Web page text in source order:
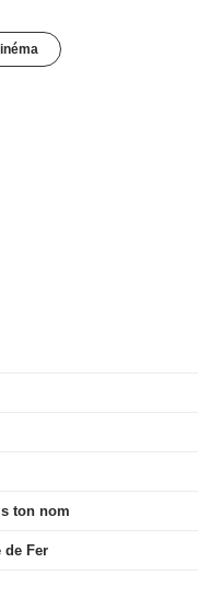
ton nom
de Fer